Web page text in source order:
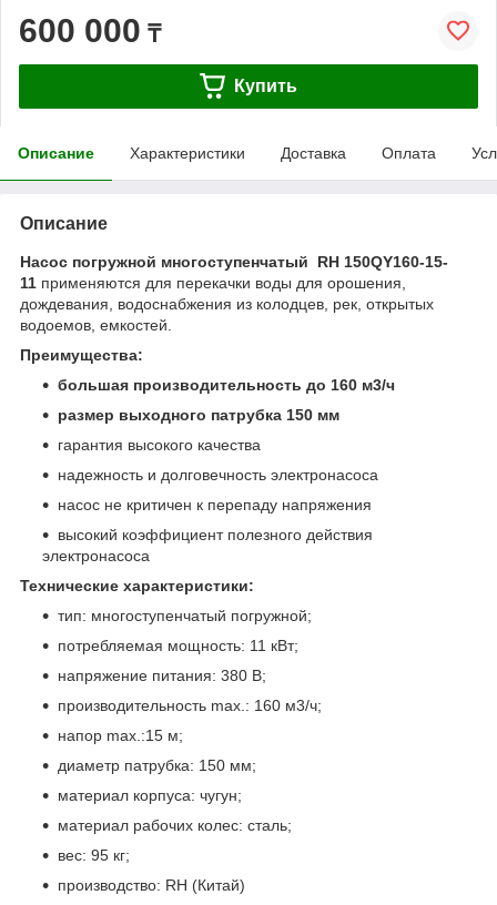
600 000 ₸
Купить
Описание Характеристики Доставка Оплата
Описание
Насос погружной многоступенчатый RH 150QY160-15-
11 применяются для перекачки воды для орошения,
дождевания, водоснабжения из колодцев, рек, открытых
водоемов, емкостей.
Преимущества:
большая производительность до 160 м3/ч
размер выходного патрубка 150 мм
гарантия высокого качества
надежность и долговечность электронасоса
насос не критичен к перепаду напряжения
высокий коэффициент полезного действия
электронасоса
Технические характеристики:
тип: многоступенчатый погружной;
потребляемая мощность: 11 кВт;
напряжение питания: 380 В;
производительность max.: 160 м3/ч;
напор max.:15 м;
диаметр патрубка: 150 мм;
материал корпуса: чугун;
материал рабочих колес: сталь;
вес: 95 кг;
производство: RH (Китай)